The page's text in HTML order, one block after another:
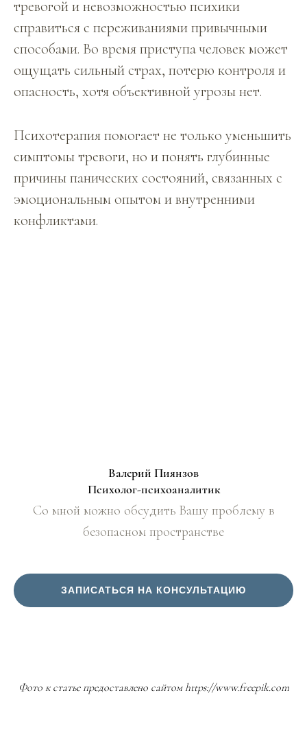
тревогой и невозможностью психики
справиться с переживаниями привычными
способами. Во время приступа человек может
ощущать сильный страх, потерю контроля и
опасность, хотя объективной угрозы нет.
Психотерапия помогает не только уменьшить
симптомы тревоги, но и понять глубинные
причины панических состояний, связанных с
эмоциональным опытом и внутренними
конфликтами.
Валерий Пиянзов
Психолог-психоаналитик
Со мной можно обсудить Вашу проблему в
безопасном пространстве
ЗАПИСАТЬСЯ НА КОНСУЛЬТАЦИЮ
Фото к статье предоставлено сайтомhttps://www.freepik.com